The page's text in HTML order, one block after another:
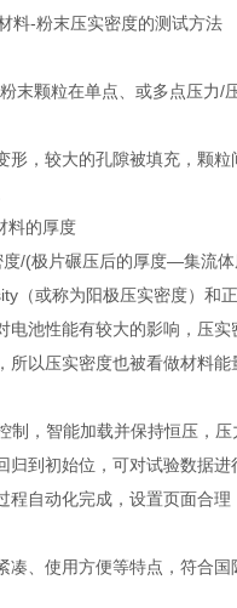
料-粉末压实密度的测试方法
末颗粒在单点、或多点压力/
形，较大的孔隙被填充，颗
料的厚度
/(极片碾压后的厚度—集流
（或称为阳极压实密度）和
池性能有较大的影响，压
所以压实密度也被看做材料
制，智能加载并保持恒压，
到初始位，可对试验数据进
程自动化完成，设置页面合
、使用方便等特点，符合国